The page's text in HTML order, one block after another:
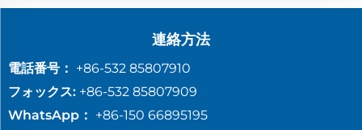
連絡方法
電話番号： +86-532 85807910
フォックス: +86-532 85807909
WhatsApp： +86-150 66895195